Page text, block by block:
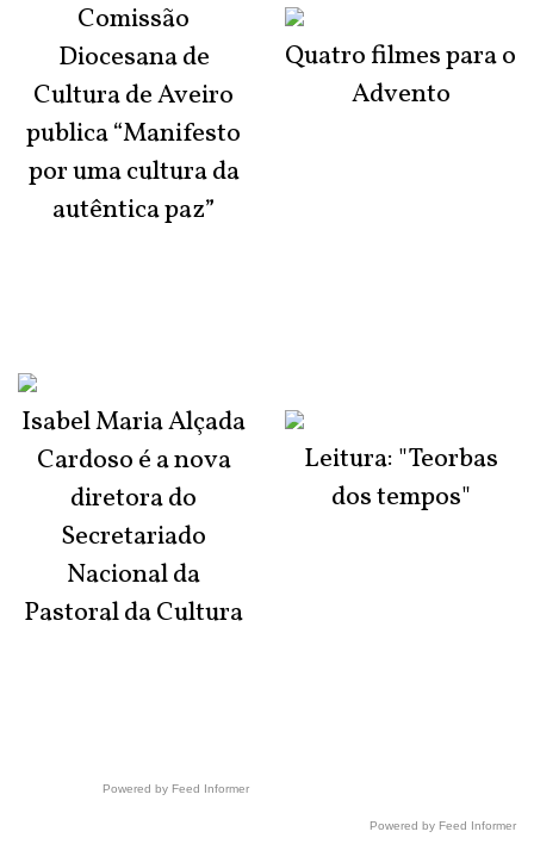
Comissão
Diocesana de
Cultura de Aveiro
publica “Manifesto
por uma cultura da
autêntica paz”
Isabel Maria Alçada
Cardoso é a nova
diretora do
Secretariado
Nacional da
Pastoral da Cultura
Powered by Feed Informer
Quatro filmes para o
Advento
Leitura: "Teorbas
dos tempos"
Powered by Feed Informer